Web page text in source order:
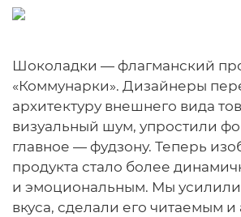
Шоколадки — флагманский
«Коммунарки». Дизайнеры
архитектуру внешнего вида
визуальный шум, упростили
главное — фудзону. Теперь
продукта стало более
и эмоциональным. Мы
вкуса, сделали его читаемым